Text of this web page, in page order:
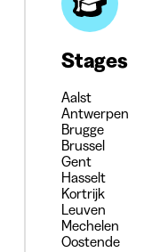
Stages
Aalst
Antwerpen
Brugge
Brussel
Gent
Hasselt
Kortrijk
Leuven
Mechelen
Oostende